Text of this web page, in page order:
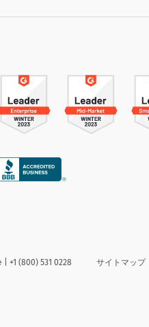
+1 (800) 531 0228 サイトマップ